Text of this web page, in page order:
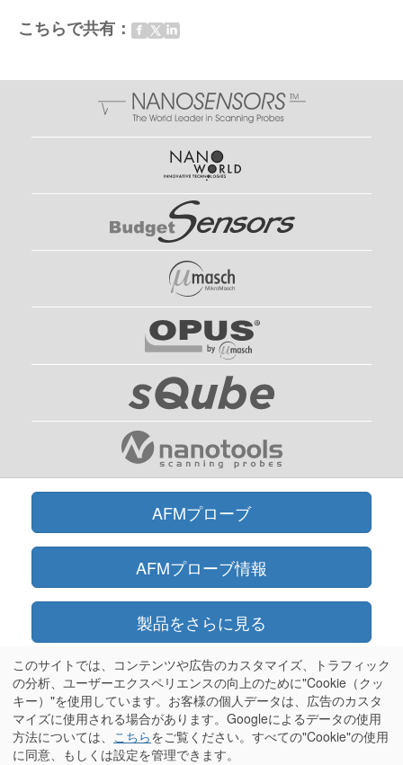
こちらで共有：
AFMプローブ
AFMプローブ情報
製品をさらに見る
オンラインショップ
情報
このサイトでは、コンテンツや広告のカスタマイズ、トラフィック
の分析、ユーザーエクスペリエンスの向上のために"Cookie（クッ
キー）"を使用しています。お客様の個人データは、広告のカスタ
マイズに使用される場合があります。Googleによるデータの使用
方法については、 こちらをご覧ください。すべての"Cookie"の使用
に同意、もしくは設定を管理できます。